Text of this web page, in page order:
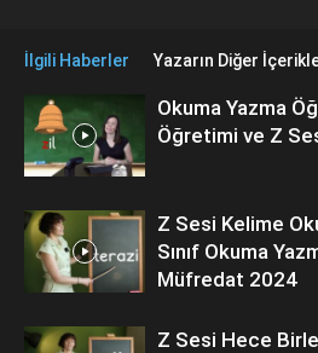
İlgili Haberler Yazarın Diğer
Okuma Yazma
Öğretimi ve Z
Z Sesi Kelime
Sınıf Okuma
Müfredat 2024
Z Sesi Hece